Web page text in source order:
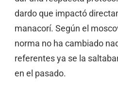
dardo que impactó
manacorí. Según el
norma no ha cambiado
referentes ya se la
en el pasado.